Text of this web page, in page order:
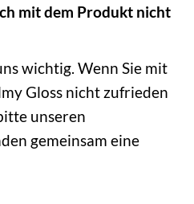
mit dem Produkt nicht
wichtig. Wenn Sie mit
Gloss nicht zufrieden
unseren
gemeinsam eine